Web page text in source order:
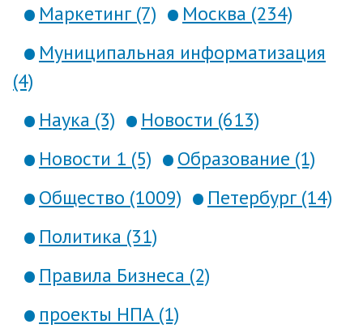
Маркетинг (7)
Москва (234)
Муниципальная информатизация
(4)
Наука (3)
Новости (613)
Новости 1 (5)
Образование (1)
Общество (1009)
Петербург (14)
Политика (31)
Правила Бизнеса (2)
проекты НПА (1)